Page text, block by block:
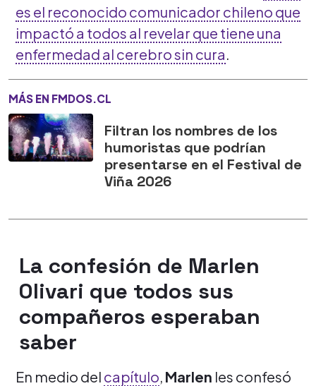
es el reconocido comunicador chileno que
impactó a todos al revelar que tiene una
enfermedad al cerebro sin cura.
MÁS EN FMDOS.CL
Filtran los nombres de los
humoristas que podrían
presentarse en el Festival de
Viña 2026
La confesión de Marlen
Olivari que todos sus
compañeros esperaban
saber
En medio del capítulo, Marlen les confesó